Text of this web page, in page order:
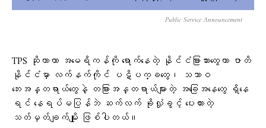
Public Service Announcement
TPS ဆိုတာဟာ အမေရိကန်ကို ရောက်နေတဲ့ နိုင်ငံခြားသားတွေဟာ ဇာတိ
နိုင်ငံမှာ လက်နက်ကိုင် ပဋိပက္ခတွေ၊ သဘာဝ
ဘေးအန္တရာယ်တွေနဲ့ တခြားအန္တရာယ်များတဲ့ အခြေအနေတွေ ရှိနေ
ရင် နေရပ်မပြန်ဘဲ ဆက်လက် ခိုလှုံခွင့် ပေးထားတဲ့
သတ်မှတ်ချက်မျိုး ဖြစ်ပါတယ်။